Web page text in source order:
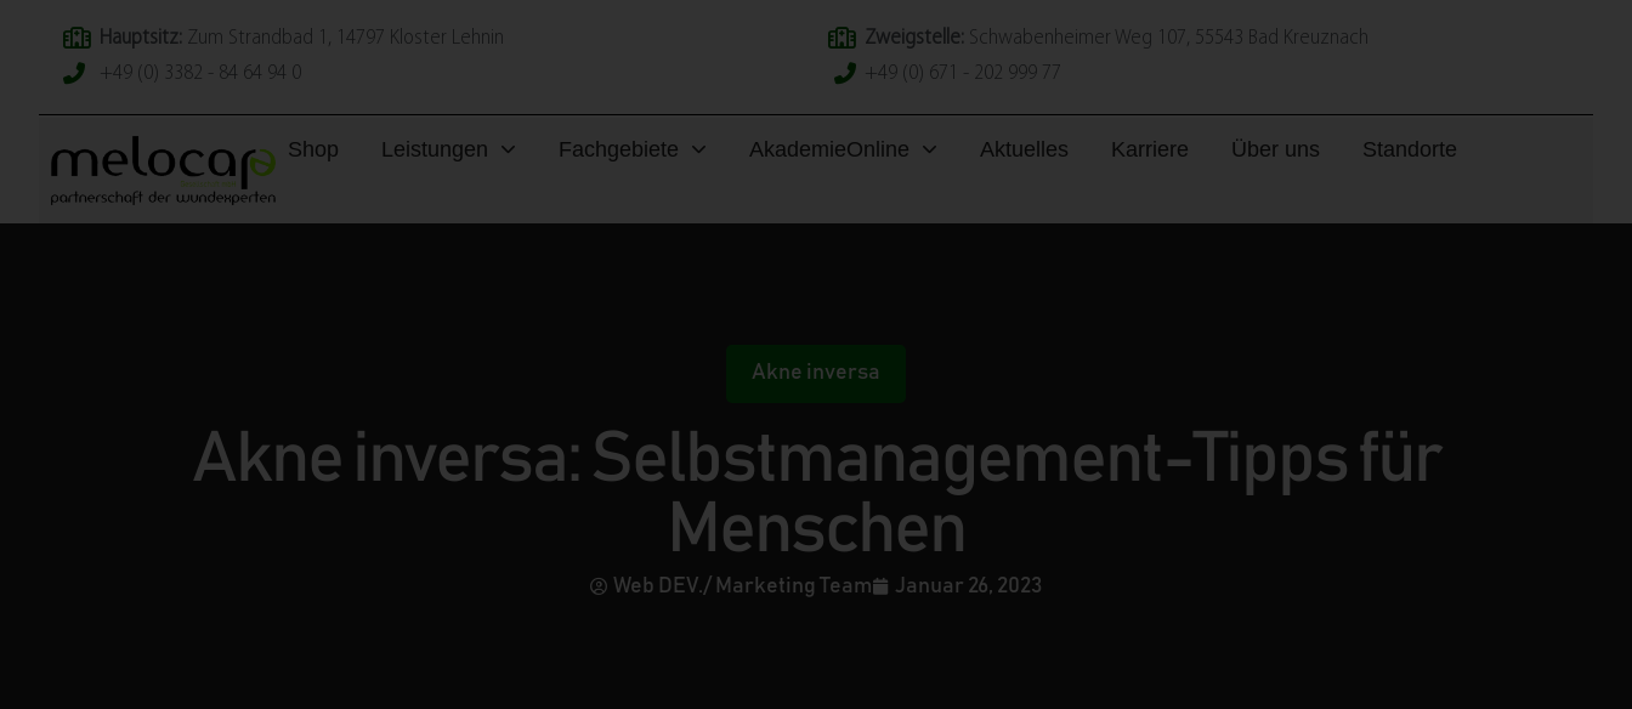
Hauptsitz: Zum Strandbad 1, 14797 Kloster Lehnin
+49 (0) 3382 - 84 64 94 0
Zweigstelle: Schwabenheimer Weg 107, 55543 Bad Kreuznach
+49 (0) 671 - 202 999 77
Shop Leistungen Fachgebiete AkademieOnline Aktuelles Karriere Über uns Standorte
Akne inversa
Akne inversa: Selbstmanagement-Tipps für
Menschen
Web DEV./ Marketing Team Januar 26, 2023